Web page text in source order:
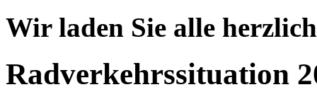
Wir laden Sie alle
Radverkehrssituation